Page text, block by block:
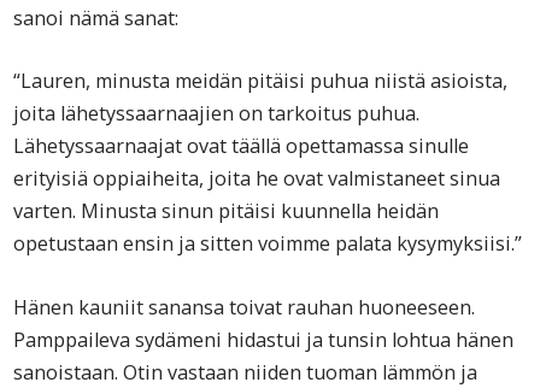
sanoi nämä sanat:
“Lauren, minusta meidän pitäisi puhua niistä asioista,
joita lähetyssaarnaajien on tarkoitus puhua.
Lähetyssaarnaajat ovat täällä opettamassa sinulle
erityisiä oppiaiheita, joita he ovat valmistaneet sinua
varten. Minusta sinun pitäisi kuunnella heidän
opetustaan ensin ja sitten voimme palata kysymyksiisi.”
Hänen kauniit sanansa toivat rauhan huoneeseen.
Pamppaileva sydämeni hidastui ja tunsin lohtua hänen
sanoistaan. Otin vastaan niiden tuoman lämmön ja